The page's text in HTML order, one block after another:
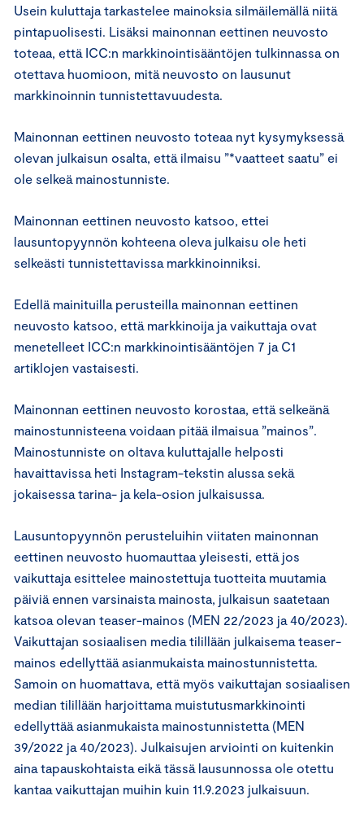
Usein kuluttaja tarkastelee mainoksia silmäilemällä niitä
pintapuolisesti. Lisäksi mainonnan eettinen neuvosto
toteaa, että ICC:n markkinointisääntöjen tulkinnassa on
otettava huomioon, mitä neuvosto on lausunut
markkinoinnin tunnistettavuudesta.
Mainonnan eettinen neuvosto toteaa nyt kysymyksessä
olevan julkaisun osalta, että ilmaisu ”*vaatteet saatu” ei
ole selkeä mainostunniste.
Mainonnan eettinen neuvosto katsoo, ettei
lausuntopyynnön kohteena oleva julkaisu ole heti
selkeästi tunnistettavissa markkinoinniksi.
Edellä mainituilla perusteilla mainonnan eettinen
neuvosto katsoo, että markkinoija ja vaikuttaja ovat
menetelleet ICC:n markkinointisääntöjen 7 ja C1
artiklojen vastaisesti.
Mainonnan eettinen neuvosto korostaa, että selkeänä
mainostunnisteena voidaan pitää ilmaisua ”mainos”.
Mainostunniste on oltava kuluttajalle helposti
havaittavissa heti Instagram-tekstin alussa sekä
jokaisessa tarina- ja kela-osion julkaisussa.
Lausuntopyynnön perusteluihin viitaten mainonnan
eettinen neuvosto huomauttaa yleisesti, että jos
vaikuttaja esittelee mainostettuja tuotteita muutamia
päiviä ennen varsinaista mainosta, julkaisun saatetaan
katsoa olevan teaser-mainos (MEN 22/2023 ja 40/2023).
Vaikuttajan sosiaalisen media tilillään julkaisema teaser-
mainos edellyttää asianmukaista mainostunnistetta.
Samoin on huomattava, että myös vaikuttajan sosiaalisen
median tilillään harjoittama muistutusmarkkinointi
edellyttää asianmukaista mainostunnistetta (MEN
39/2022 ja 40/2023). Julkaisujen arviointi on kuitenkin
aina tapauskohtaista eikä tässä lausunnossa ole otettu
kantaa vaikuttajan muihin kuin 11.9.2023 julkaisuun.